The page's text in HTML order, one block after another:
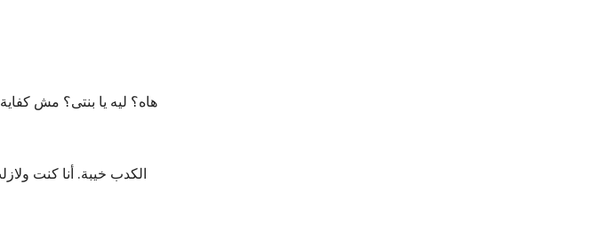
هاه؟ ليه يا بنتى؟ مش
الكدب خيبة. أنا كنت